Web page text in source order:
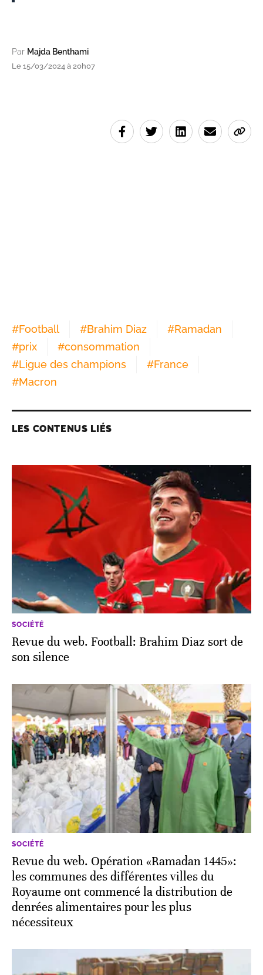
Par Majda Benthami
Le 15/03/2024 à 20h07
#Football #Brahim Diaz #Ramadan
#prix #consommation
#Ligue des champions #France
#Macron
LES CONTENUS LIÉS
SOCIÉTÉ
Revue du web. Football: Brahim Diaz sort de
son silence
SOCIÉTÉ
Revue du web. Opération «Ramadan 1445»:
les communes des différentes villes du
Royaume ont commencé la distribution de
denrées alimentaires pour les plus
nécessiteux